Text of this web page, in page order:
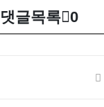
댓글목록 0